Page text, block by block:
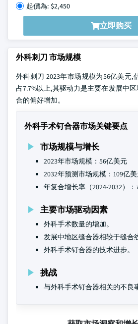
起價為: $2,450
立即购买
外科刺刀 市场规模
外科刺刀 2023年市场规模为56亿美元,
占7.7%以上,其驱动力是主要在发展中
合的偏好增加。
外科手术钉合器市场关键要点
市场规模与增长
2023年市场规模：56亿美元
2032年预测市场规模：109亿
年复合增长率（2024-2032）：
主要市场驱动因素
外科手术数量的增加。
发展中地区缝合器相较于缝合
外科手术钉合器的技术进步。
挑战
与外科手术钉合器相关的不良